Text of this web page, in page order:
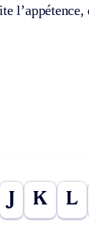
K L